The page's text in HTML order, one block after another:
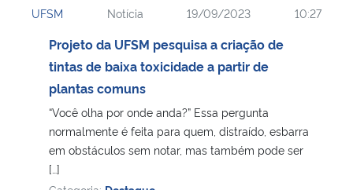
Ministério da Cidadania
Ministério da Saúde
Ministério de Minas e Energia
Ministério da Ciência, Tecnologia, Inovações e Comunicações
UFSM Notícia 19/09/2023 10:27
Projeto da UFSM pesquisa a criação de
tintas de baixa toxicidade a partir de
plantas comuns
“Você olha por onde anda?” Essa pergunta
normalmente é feita para quem, distraído, esbarra
em obstáculos sem notar, mas também pode ser
[…]